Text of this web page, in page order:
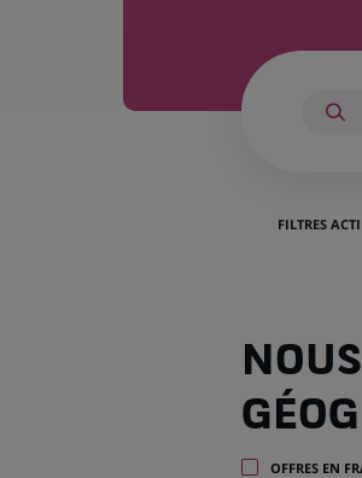
FILTRES
Nous
avons
66
offres
20
OFFRES EN